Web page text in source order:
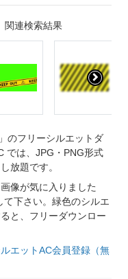
関連検索結果
のフリーシルエットダ
では、JPG・PNG形式
放題です。
像が気に入りました
て下さい。緑色のシルエ
と、フリーダウンロー
エットAC会員登録（無